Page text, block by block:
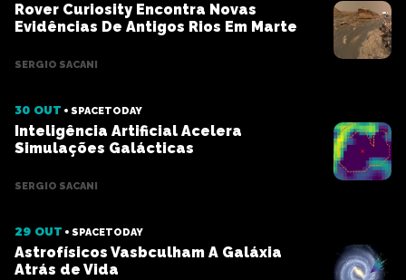
Rover Curiosity Encontra Novas
Evidências De Antigos Rios Em Marte
SERGIO SACANI
30 OUT SPACETODAY
Inteligência Artificial Acelera
Simulações Galácticas
SERGIO SACANI
29 OUT SPACETODAY
Astrofísicos Vasbculham A Galáxia
Atrás de Vida